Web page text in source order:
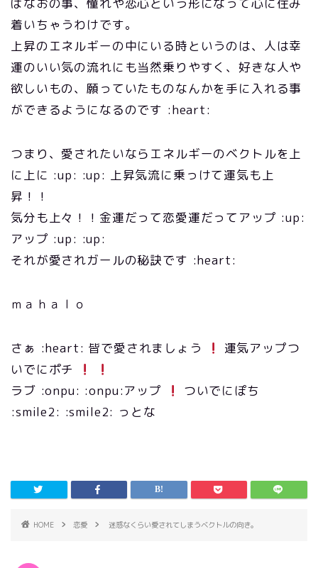
着いちゃうわけです。
上昇のエネルギーの中にいる時というのは、人は幸
運のいい気の流れにも当然乗りやすく、好きな人や
欲しいもの、願っていたものなんかを手に入れる事
ができるようになるのです :heart:
つまり、愛されたいならエネルギーのベクトルを上
に上に :up: :up: 上昇気流に乗っけて運気も上
昇！！
気分も上々！！金運だって恋愛運だってアップ :up:
アップ :up: :up:
それが愛されガールの秘訣です :heart:
ｍａｈａｌｏ
さぁ :heart: 皆で愛されましょう
運気アップつ
いでにポチ
ラブ :onpu: :onpu:アップ
ついでにぽち
:smile2: :smile2: っとな
HOME 恋愛 迷惑なくらい愛されてしまうベクトルの向き。